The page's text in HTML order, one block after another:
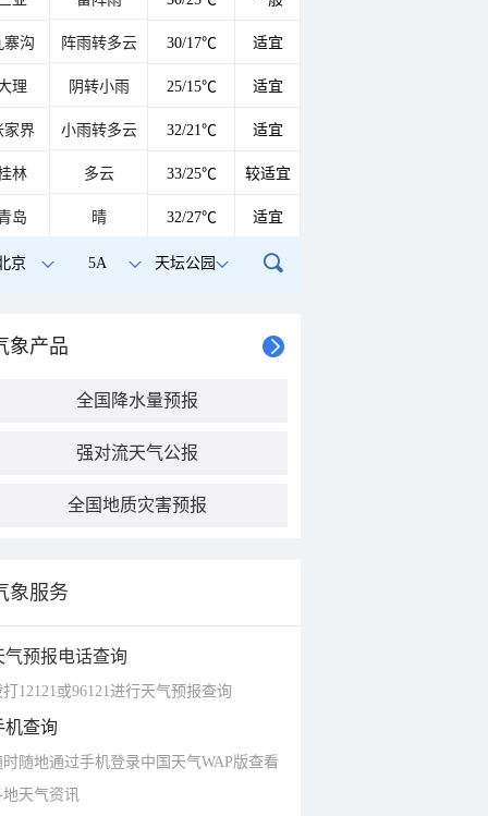
寨沟 阵雨转多云 30/17℃ 适宜
理 阴转小雨 25/15℃ 适宜
家界 小雨转多云 32/21℃ 适宜
林 多云 33/25℃ 较适宜
岛 晴 32/27℃ 适宜
京 5A 天坛公园
象产品
全国降水量预报
强对流天气公报
全国地质灾害预报
象服务
气预报电话查询
打12121或96121进行天气预报查询
机查询
时随地通过手机登录中国天气WAP版查看
地天气资讯